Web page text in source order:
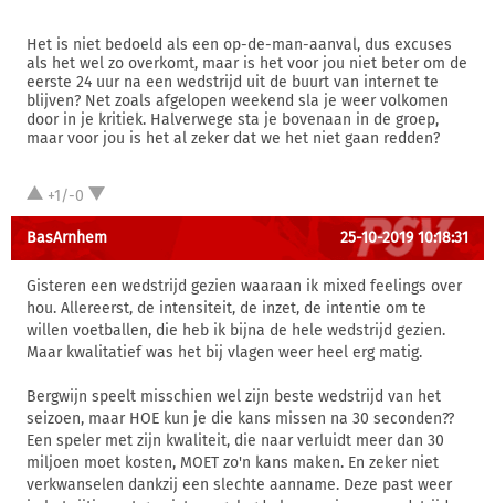
Het is niet bedoeld als een op-de-man-aanval, dus excuses
als het wel zo overkomt, maar is het voor jou niet beter om de
eerste 24 uur na een wedstrijd uit de buurt van internet te
blijven? Net zoals afgelopen weekend sla je weer volkomen
door in je kritiek. Halverwege sta je bovenaan in de groep,
maar voor jou is het al zeker dat we het niet gaan redden?
+1/-0
BasArnhem 25-10-2019 10:18:31
Gisteren een wedstrijd gezien waaraan ik mixed feelings over
hou. Allereerst, de intensiteit, de inzet, de intentie om te
willen voetballen, die heb ik bijna de hele wedstrijd gezien.
Maar kwalitatief was het bij vlagen weer heel erg matig.
Bergwijn speelt misschien wel zijn beste wedstrijd van het
seizoen, maar HOE kun je die kans missen na 30 seconden??
Een speler met zijn kwaliteit, die naar verluidt meer dan 30
miljoen moet kosten, MOET zo'n kans maken. En zeker niet
verkwanselen dankzij een slechte aanname. Deze past weer